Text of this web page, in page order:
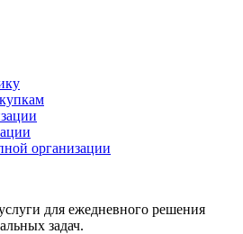
организации
для ежедневного решения
задач.